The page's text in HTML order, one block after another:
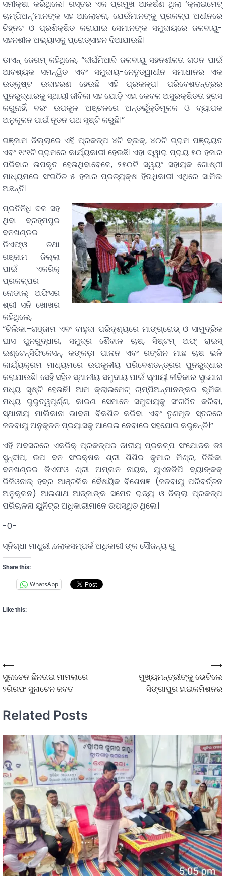
ସମୀକ୍ଷା କରିଥିଲେ। ଗସ୍ତର ଏକ ପ୍ରମୁଖ ଆକର୍ଷଣ ଥିଲା ‘କ୍ଲାଇମେଟ୍
ଚାମ୍ପିଅନ୍’ମାନଙ୍କ ସହ ଆଲୋଚନା, ଯେଉଁମାନଙ୍କୁ ପ୍ରକଳ୍ପ ଅଧୀନରେ
ଚିହ୍ନଟ ଓ ପ୍ରଶିକ୍ଷିତ କରାଯାଇ ସେମାନଙ୍କ ସମୁଦାୟରେ ଜଳବାୟୁ-
ସହନଶୀଳ ଅଭ୍ୟାସକୁ ପ୍ରୋତ୍ସାହନ ଦିଆଯାଉଛି।
ଡାଏନ୍ ଜେଗମ୍ କହିଥିଲେ, “ଦୀର୍ଘମିଆଦି ଜଳବାୟୁ ସହନଶୀଳତା ଗଠନ ପାଇଁ
ଆବଶ୍ୟକ ସମନ୍ୱିତ ଏବଂ ସମୁଦାୟ-ନେତୃତ୍ୱାଧୀନ ସମାଧାନର ଏକ
ଉତ୍କୃଷ୍ଟ ଉଦାହରଣ ହେଉଛି ଏହି ପ୍ରକଳ୍ପ। ପରିବେଶତନ୍ତ୍ରର
ପୁନରୁଦ୍ଧାରକୁ ସ୍ଥାୟୀ ଜୀବିକା ସହ ଯୋଡ଼ି ଏହା କେବଳ ଅସୁରକ୍ଷିତତା ହ୍ରାସ
କରୁନାହିଁ, ବରଂ ଉପକୂଳ ଅଞ୍ଚଳରେ ଅନ୍ତର୍ଭୂକ୍ତିମୂଳକ ଓ ବ୍ୟାପକ
ଅନୁକୂଳନ ପାଇଁ ନୂତନ ପଥ ସୃଷ୍ଟି କରୁଛି।”
ଗଞ୍ଜାମ ଜିଲ୍ଲାରେ ଏହି ପ୍ରକଳ୍ପ ୪ଟି ବ୍ଲକ୍, ୪୦ଟି ଗ୍ରାମ ପଞ୍ଚାୟତ
ଏବଂ ୧୯୧ଟି ଗ୍ରାମରେ କାର୍ଯ୍ୟକାରୀ ହେଉଛି। ଏହା ଦ୍ୱାରା ପ୍ରାୟ ୫୦ ହଜାର
ପରିବାର ଉପକୃତ ହେଉଥିବାବେଳେ, ୨୫୦ଟି ସ୍ୱୟଂ ସହାୟକ ଗୋଷ୍ଠୀ
ମାଧ୍ୟମରେ ସଂଗଠିତ ୫ ହଜାର ପ୍ରତ୍ୟକ୍ଷ ହିତାଧିକାରୀ ଏଥିରେ ସାମିଲ
ଅଛନ୍ତି।
ପ୍ରତିନିଧି ଦଳ ସହ
ଥିବା ବ୍ରହ୍ମପୁର
ବନଖଣ୍ଡର
ଡିଏଫ୍ଓ ତଥା
ଗଞ୍ଜାମ ଜିଲ୍ଲା
ପାଇଁ ଏକରିକ୍
ପ୍ରକଳ୍ପର
ନୋଡାଲ୍ ଅଫିସର
ଶ୍ରୀ ସନି ଖୋଖର
କହିଥିଲେ,
“ଚିଲିକା–ଗଞ୍ଜାମ ଏବଂ ବାହୁଦା ପରିଦୃଶ୍ୟରେ ମାଙ୍ଗ୍ରୋଭ୍ ଓ ସାମୁଦ୍ରିକ
ଘାସ ପୁନରୁଦ୍ଧାର, ସମୁଦ୍ର ଶୈବାଳ ଚାଷ, ସିଷ୍ଟମ୍ ଅଫ୍ ରାଇସ୍
ଇଣ୍ଟେନ୍ସିଫିକେସନ୍, କଙ୍କଡ଼ା ପାଳନ ଏବଂ ରଙ୍ଗିନ ମାଛ ଚାଷ ଭଳି
କାର୍ଯ୍ୟକ୍ରମ ମାଧ୍ୟମରେ ଉପକୂଳୀୟ ପରିବେଶତନ୍ତ୍ରର ପୁନରୁଦ୍ଧାର
କରାଯାଉଛି। ସେହି ସହିତ ସ୍ଥାନୀୟ ସମୁଦାୟ ପାଇଁ ସ୍ଥାୟୀ ଜୀବିକାର ସୁଯୋଗ
ମଧ୍ୟ ସୃଷ୍ଟି ହେଉଛି। ଆମ କ୍ଲାଇମେଟ୍ ଚାମ୍ପିଅନ୍‌ମାନଙ୍କର ଭୂମିକା
ମଧ୍ୟ ଗୁରୁତ୍ୱପୂର୍ଣ୍ଣ, କାରଣ ସେମାନେ ସମୁଦାୟକୁ ସଂଗଠିତ କରିବା,
ସ୍ଥାନୀୟ ମାଲିକାନା ଭାବନା ବିକଶିତ କରିବା ଏବଂ ତୃଣମୂଳ ସ୍ତରରେ
ଜଳବାୟୁ ଅନୁକୂଳନ ପ୍ରୟାସକୁ ଆଗେଇ ନେବାରେ ସହଯୋଗ କରୁଛନ୍ତି।”
ଏହି ଅବସରରେ ଏକରିକ୍ ପ୍ରକଳ୍ପର ଜାତୀୟ ପ୍ରକଳ୍ପ ସଂଯୋଜକ ଡଃ
ସୁନ୍ଦୀପ, ଉପ ବନ ସଂରକ୍ଷକ ଶ୍ରୀ ଶିଶିର କୁମାର ମିଶ୍ର, ଚିଲିକା
ବନଖଣ୍ଡର ଡିଏଫଓ ଶ୍ରୀ ଅମ୍ଳାନ ନାୟକ, ୟୁଏନଡିପି ବ୍ୟାଙ୍କକ୍
ରିଜିଓନାଲ୍ ହବ୍‌ର ଆଞ୍ଚଳିକ ବୈଷୟିକ ବିଶେଷଜ୍ଞ (ଜଳବାୟୁ ପରିବର୍ତ୍ତନ
ଅନୁକୂଳନ) ଆଇଶାଥ ଆଜ୍ଜାଙ୍କ ସମେତ ରାଜ୍ୟ ଓ ଜିଲ୍ଲା ପ୍ରକଳ୍ପ
ପରିଚାଳନା ୟୁନିଟ୍‌ର ଅଧିକାରୀମାନେ ଉପସ୍ଥିତ ଥିଲେ।
-0-
ସ୍ନିଗ୍ଧା ମାଧୁରୀ ,ଲୋକସମ୍ପର୍କ ଅଧିକାରୀ ଙ୍କ ସୌଜନ୍ୟ ରୁ
Share this:
WhatsApp
Like this:
⟵
ସୁନାଚେନ ଛିନତାଇ ମାମଲାରେ
୨ଗିରଫ ସୁନାଚେନ ଜବତ
ମୁଖ୍ୟମନ୍ତ୍ରୀଙ୍କୁ ଭେଟିଲେ
ସିଙ୍ଗାପୁର ହାଇକମିଶନର
⟶
Related Posts